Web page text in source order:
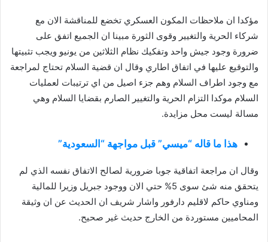
مؤكدا ان ملاحظات المكون العسكري تخضع للمناقشة الان مع
شركاء الحرية والتغيير وقوى الثورة مبينا ان الجميع اتفق على
ضرورة وجود جيش واحد وتفكيك نظام الثلاثين من يونيو ويجب تثبيتها
والتوقيع عليها في اتفاق اطاري وقال ان قضية السلام تحتاج لمراجعة
مع وجود اطراف السلام وهم جزء اصيل من اي ترتيبات لعمليات
السلام موكدا التزام الحرية والتغيير الصارم بقضايا السلام وهي
مسالة ليست محل مزايدة.
هذا ما قاله “ميسي” قبل مواجهة “السعودية”
وقال ان مراجعة اتفاقية جوبا ضرورية لصالح الاتفاق نفسه الذي لم
يتحقق منه شئ سوى 5% حتي الان ووجود جبريل وزيرا للمالية
ومناوي حاكم لاقليم دارفور واشار شريف ان الحديث عن ان وثيقة
المحاميين مستوردة من الخارج حديث غير صحيح.